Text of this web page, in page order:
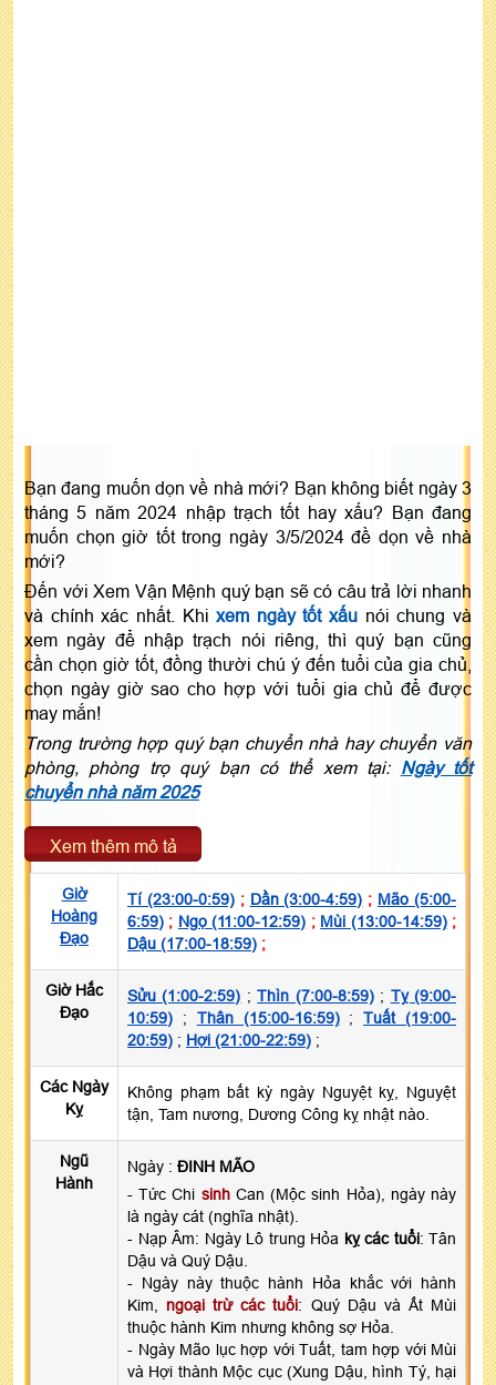
Bạn đang muốn dọn về nhà mới? Bạn không biết ngày 3
tháng 5 năm 2024 nhập trạch tốt hay xấu? Bạn đang
muốn chọn giờ tốt trong ngày 3/5/2024 đề dọn về nhà
mới?
Đến với Xem Vận Mệnh quý bạn sẽ có câu trả lời nhanh
và chính xác nhất. Khixem ngày tốt xấu nói chung và
xem ngày để nhập trạch nói riêng, thì quý bạn cũng
cần chọn giờ tốt, đồng thười chú ý đến tuổi của gia chủ,
chọn ngày giờ sao cho hợp với tuổi gia chủ để được
may mắn!
Trong trường hợp quý bạn chuyển nhà hay chuyển văn
phòng, phòng trọ quý bạn có thể xem tại: Ngày tốt
chuyển nhà năm 2025
Xem thêm mô tả
Giờ
Hoàng
Đạo
Tí (23:00-0:59); Dần (3:00-4:59) ; Mão (5:00-
6:59) ; Ngọ (11:00-12:59) ; Mùi (13:00-14:59);
Dậu (17:00-18:59) ;
Giờ Hắc
Đạo
Sửu (1:00-2:59) ;Thìn (7:00-8:59); Tỵ (9:00-
10:59) ; Thân (15:00-16:59);Tuất (19:00-
20:59) ; Hợi (21:00-22:59) ;
Các Ngày
Kỵ
Không phạm bất kỳ ngày Nguyệt kỵ, Nguyệt
tận, Tam nương, Dương Công kỵ nhật nào.
Ngũ
Hành
Ngày : ĐINH MÃO
- Tức Chi sinhCan (Mộc sinh Hỏa), ngày này
là ngày cát (nghĩa nhật).
- Nạp Âm: Ngày Lô trung Hỏa kỵ các tuổi: Tân
Dậu và Quý Dậu.
- Ngày này thuộc hành Hỏa khắc với hành
Kim, ngoại trừ các tuổi: Quý Dậu và Ất Mùi
thuộc hành Kim nhưng không sợ Hỏa.
- Ngày Mão lục hợp với Tuất, tam hợp với Mùi
và Hợi thành Mộc cục (Xung Dậu, hình Tý, hại